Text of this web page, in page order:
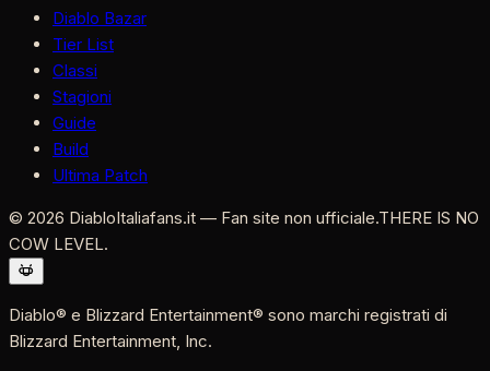
Diablo Bazar
Tier List
Classi
Stagioni
Guide
Build
Ultima Patch
© 2026 DiabloItaliafans.it — Fan site non ufficiale.THERE IS NO
COW LEVEL.
Diablo® e Blizzard Entertainment® sono marchi registrati di
Blizzard Entertainment, Inc.